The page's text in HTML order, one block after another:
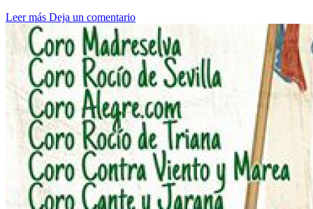
Leer más Deja un comentario